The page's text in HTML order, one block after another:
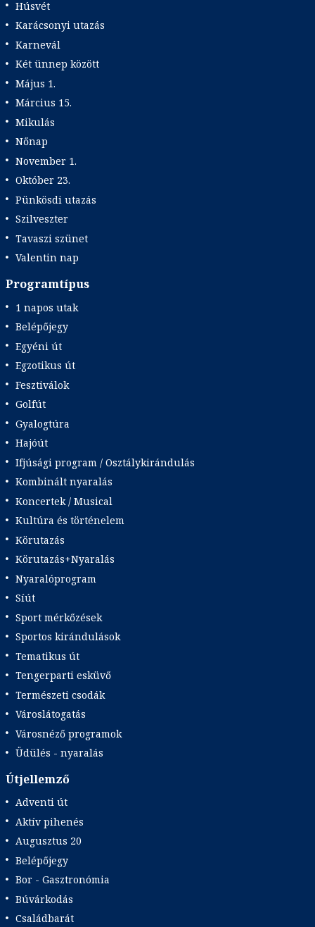
Húsvét
Karácsonyi utazás
Karnevál
Két ünnep között
Május 1.
Március 15.
Mikulás
Nőnap
November 1.
Október 23.
Pünkösdi utazás
Szilveszter
Tavaszi szünet
Valentin nap
Programtípus
1 napos utak
Belépőjegy
Egyéni út
Egzotikus út
Fesztiválok
Golfút
Gyalogtúra
Hajóút
Ifjúsági program / Osztálykirándulás
Kombinált nyaralás
Koncertek / Musical
Kultúra és történelem
Körutazás
Körutazás+Nyaralás
Nyaralóprogram
Síút
Sport mérkőzések
Sportos kirándulások
Tematikus út
Tengerparti esküvő
Természeti csodák
Városlátogatás
Városnéző programok
Üdülés - nyaralás
Útjellemző
Adventi út
Aktív pihenés
Augusztus 20
Belépőjegy
Bor - Gasztronómia
Búvárkodás
Családbarát